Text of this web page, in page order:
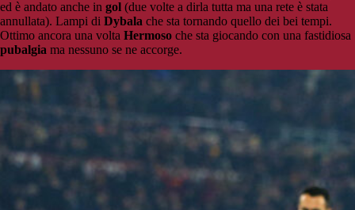
ed è andato anche in gol (due volte a dirla tutta ma una rete è stata
annullata). Lampi di Dybala che sta tornando quello dei bei tempi.
Ottimo ancora una volta Hermoso che sta giocando con una fastidiosa
pubalgia ma nessuno se ne accorge.